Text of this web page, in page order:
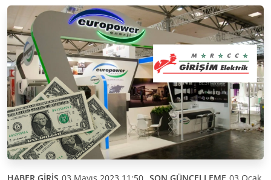
HABER GİRİŞ 03 Mayıs 2023 11:50 SON GÜNCELLEME 03 Ocak